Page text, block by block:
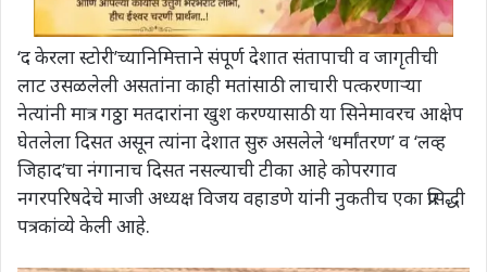
‘द केरला स्टोरी’च्यानिमित्ताने संपूर्ण देशात संतापाची व जागृतीची
लाट उसळलेली असतांना काही मतांसाठी लाचारी पत्करणाऱ्या
नेत्यांनी मात्र गठ्ठा मतदारांना खुश करण्यासाठी या सिनेमावरच आक्षेप
घेतलेला दिसत असून त्यांना देशात सुरु असलेले ‘धर्मांतरण’ व ‘लव्ह
जिहाद’चा नंगानाच दिसत नसल्याची टीका आहे कोपरगाव
नगरपरिषदेचे माजी अध्यक्ष विजय वहाडणे यांनी नुकतीच एका प्रसिद्धी
पत्रकांव्ये केली आहे.